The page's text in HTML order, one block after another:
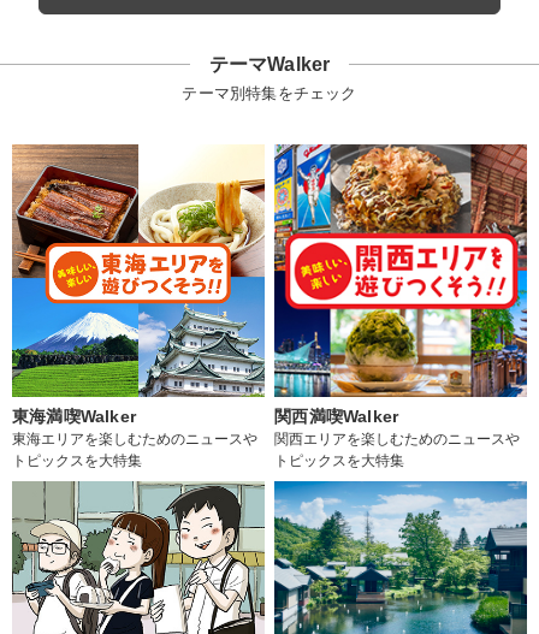
テーマWalker
テーマ別特集をチェック
東海満喫Walker
東海エリアを楽しむためのニュースや
トピックスを大特集
関西満喫Walker
関西エリアを楽しむためのニュースや
トピックスを大特集